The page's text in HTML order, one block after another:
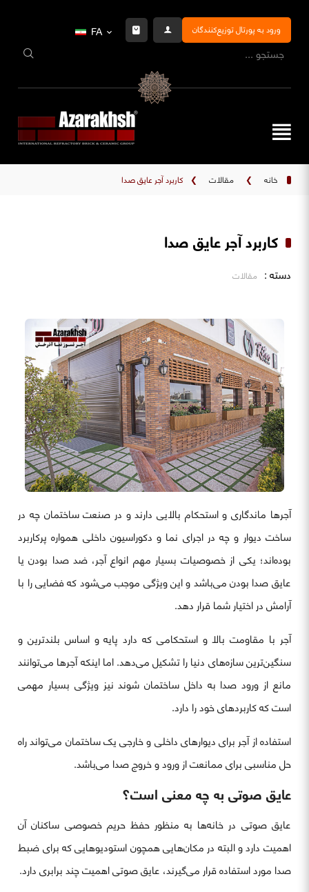
ورود به پورتال توزیع‌کنندگان FA
خانه ❯ مقالات ❯ کاربرد آجر عایق صدا
کاربرد آجر عایق صدا
دسته : مقالات
آجرها ماندگاری و استحکام بالایی دارند و در صنعت ساختمان چه در
ساخت دیوار و چه در اجرای نما و دکوراسیون داخلی همواره پرکاربرد
بوده‌اند؛ یکی از خصوصیات بسیار مهم انواع آجر، ضد صدا بودن یا
عایق صدا بودن می‌باشد و این ویژگی موجب می‌شود که فضایی را با
آرامش در اختیار شما قرار دهد.
آجر با مقاومت بالا و استحکامی که دارد پایه و اساس بلند‌ترین و
سنگین‌ترین سازه‌های دنیا را تشکیل می‌دهد. اما اینکه آجرها می‌توانند
مانع از ورود صدا به داخل ساختمان شوند نیز ویژگی بسیار مهمی
است که کاربردهای خود را دارد.
استفاده از آجر برای دیوارهای داخلی و خارجی یک ساختمان می‌تواند راه
حل مناسبی برای ممانعت از ورود و خروج صدا می‌باشد.
عایق صوتی به چه معنی است؟
عایق صوتی در خانه‌‌ها به منظور حفظ حریم خصوصی ساکنان آن
اهمیت دارد و البته در مکان‌هایی همچون استودیوهایی که برای ضبط
صدا مورد استفاده قرار می‌گیرند، عایق صوتی اهمیت چند برابری دارد.